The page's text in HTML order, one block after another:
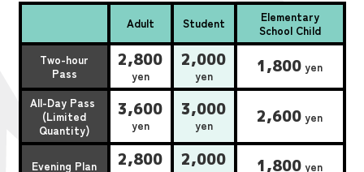
Adult Student
Elementary
School Child
Two-hour
Pass
2,800
yen
2,000
yen 1,800 yen
All-Day Pass
(Limited
Quantity)
3,600
yen
3,000
yen 2,600 yen
Evening Plan 2,800 2,000 1,800 yen